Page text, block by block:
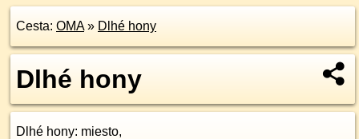
Cesta: OMA» Dlhé hony
Dlhé hony
Dlhé hony: miesto,